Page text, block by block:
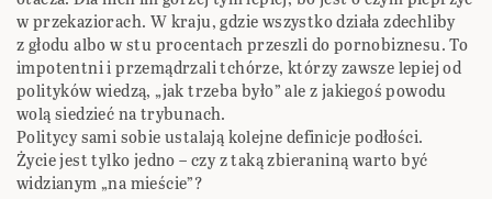
w przekaziorach. W kraju, gdzie wszystko działa zdechliby
z głodu albo w stu procentach przeszli do pornobiznesu. To
impotentni i przemądrzali tchórze, którzy zawsze lepiej od
polityków wiedzą, „jak trzeba było” ale z jakiegoś powodu
wolą siedzieć na trybunach.
Politycy sami sobie ustalają kolejne definicje podłości.
Życie jest tylko jedno – czy z taką zbieraniną warto być
widzianym „na mieście”?